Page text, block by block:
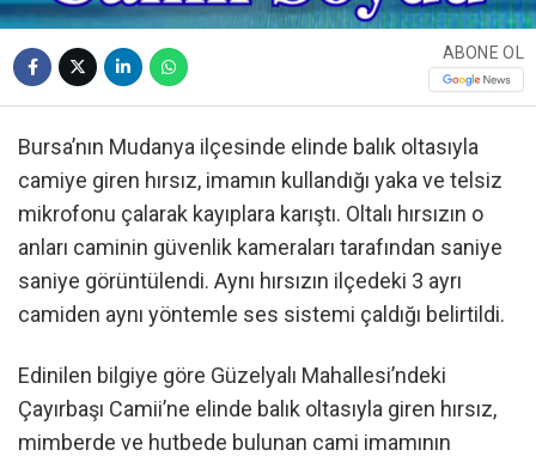
ABONE OL
Bursa’nın Mudanya ilçesinde elinde balık oltasıyla
camiye giren hırsız, imamın kullandığı yaka ve telsiz
mikrofonu çalarak kayıplara karıştı. Oltalı hırsızın o
anları caminin güvenlik kameraları tarafından saniye
saniye görüntülendi. Aynı hırsızın ilçedeki 3 ayrı
camiden aynı yöntemle ses sistemi çaldığı belirtildi.
Edinilen bilgiye göre Güzelyalı Mahallesi’ndeki
Çayırbaşı Camii’ne elinde balık oltasıyla giren hırsız,
mimberde ve hutbede bulunan cami imamının